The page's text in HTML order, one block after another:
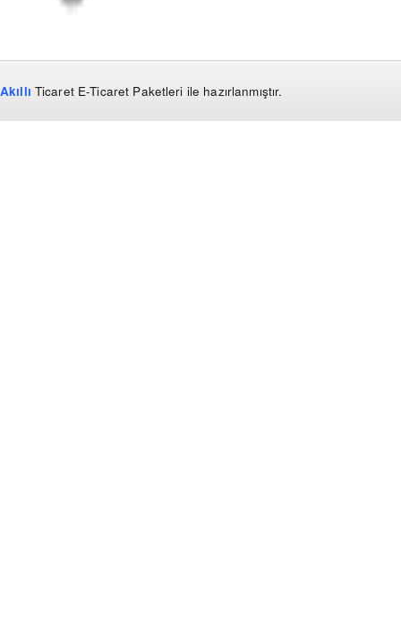
Akıllı Ticaret E-Ticaret Paketleri ile hazırlanmıştır.